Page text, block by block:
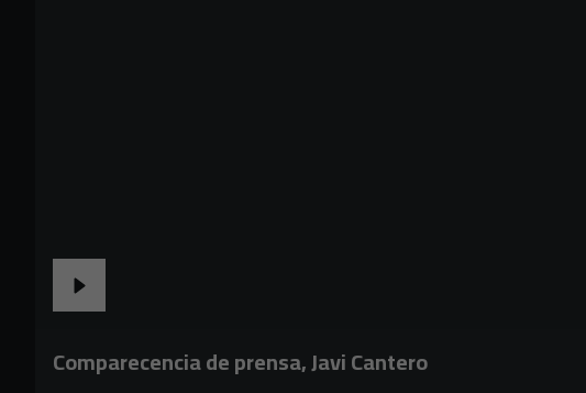
Comparecencia de prensa, Javi Cantero